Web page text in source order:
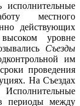
исполнительные
местного
действующих
уровне
Съезды
им
проведения
На Съездах
Исполнительные
периоды между